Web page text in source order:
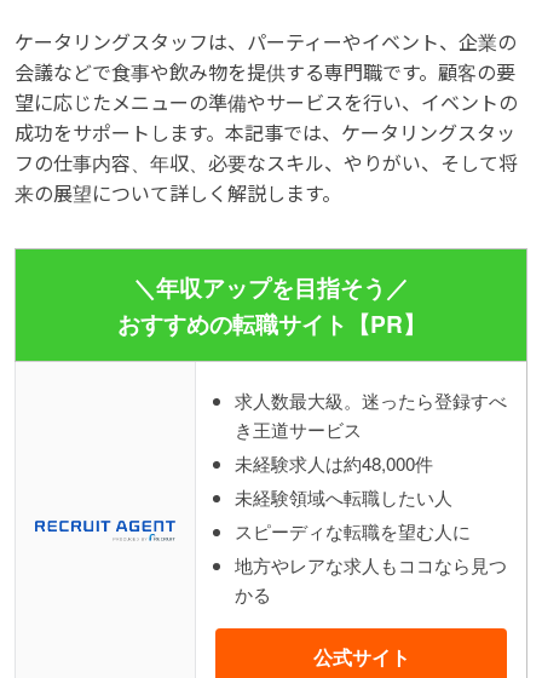
ケータリングスタッフは、パーティーやイベント、企業の
会議などで食事や飲み物を提供する専門職です。顧客の要
望に応じたメニューの準備やサービスを行い、イベントの
成功をサポートします。本記事では、ケータリングスタッ
フの仕事内容、年収、必要なスキル、やりがい、そして将
来の展望について詳しく解説します。
＼年収アップを目指そう／
おすすめの転職サイト【PR】
求人数最大級。迷ったら登録すべ
き王道サービス
未経験求人は約48,000件
未経験領域へ転職したい人
スピーディな転職を望む人に
地方やレアな求人もココなら見つ
かる
公式サイト